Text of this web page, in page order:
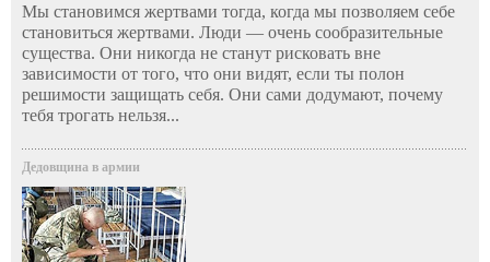
Мы становимся жертвами тогда, когда мы позволяем себе
становиться жертвами. Люди — очень сообразительные
существа. Они никогда не станут рисковать вне
зависимости от того, что они видят, если ты полон
решимости защищать себя. Они сами додумают, почему
тебя трогать нельзя...
Дедовщина в армии